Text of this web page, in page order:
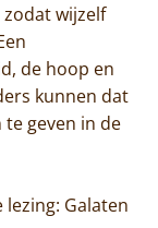
wijzelf
de hoop en
kunnen dat
geven in de
lezing: Galaten